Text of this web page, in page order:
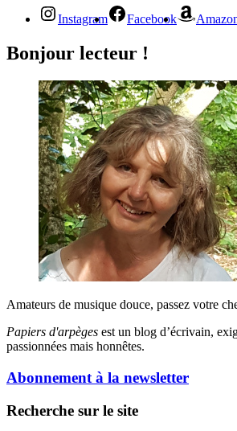
Instagram Facebook
Bonjour lecteur !
Amateurs de musique douce, passez votre
Papiers d'arpèges est un blog d’écrivain,
passionnées mais honnêtes.
Abonnement à la newsletter
Recherche sur le site